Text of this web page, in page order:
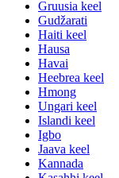
Gruusia keel
Gudžarati
Haiti keel
Hausa
Havai
Heebrea keel
Hmong
Ungari keel
Islandi keel
Igbo
Jaava keel
Kannada